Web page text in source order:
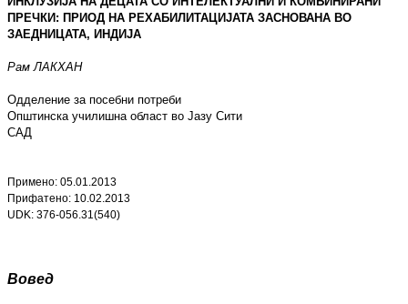
ПРЕЧКИ: ПРИОД НА РЕХАБИЛИТАЦИЈАТА ЗАСНОВАНА ВО
ЗАЕДНИЦАТА, ИНДИЈА
Рам ЛАКХАН
Одделение за посебни потреби
Општинска училишна област во Јазу Сити
САД
Примено: 05.01.2013
Прифатено: 10.02.2013
UDK: 376-056.31(540)
Вовед